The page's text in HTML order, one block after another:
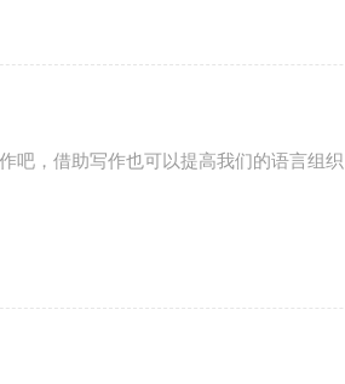
吧，借助写作也可以提高我们的语言组织